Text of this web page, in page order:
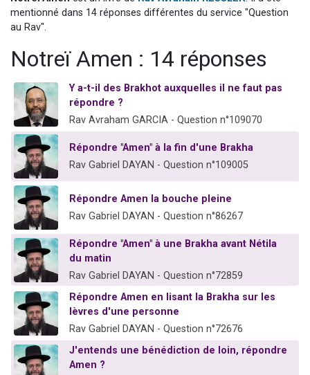
Il reste 49 places pour étudier en groupe sur Zoom
mentionné dans 14 réponses différentes du service "Question
au Rav".
Notreï Amen : 14 réponses
Y a-t-il des Brakhot auxquelles il ne faut pas
répondre ?
Rav Avraham GARCIA - Question n°109070
Répondre "Amen" à la fin d'une Brakha
Rav Gabriel DAYAN - Question n°109005
Répondre Amen la bouche pleine
Rav Gabriel DAYAN - Question n°86267
Répondre "Amen" à une Brakha avant Nétila
du matin
Rav Gabriel DAYAN - Question n°72859
Répondre Amen en lisant la Brakha sur les
lèvres d'une personne
Rav Gabriel DAYAN - Question n°72676
J'entends une bénédiction de loin, répondre
Amen ?